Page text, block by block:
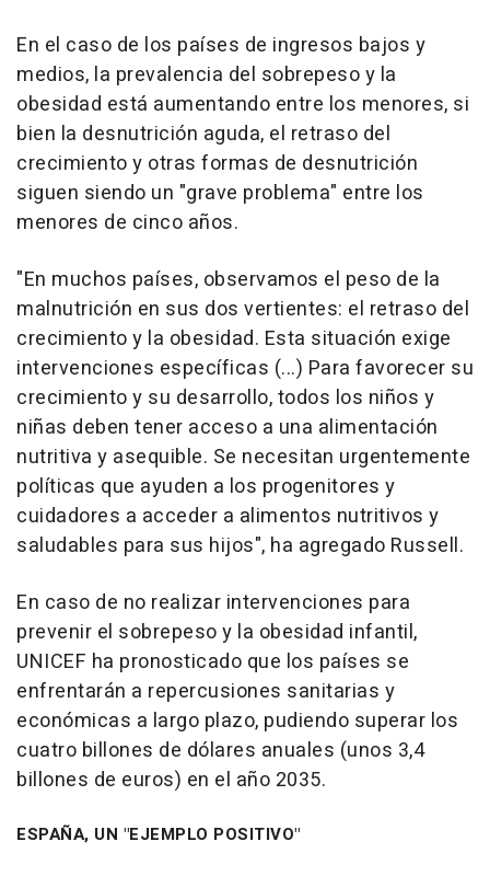
En el caso de los países de ingresos bajos y
medios, la prevalencia del sobrepeso y la
obesidad está aumentando entre los menores, si
bien la desnutrición aguda, el retraso del
crecimiento y otras formas de desnutrición
siguen siendo un "grave problema" entre los
menores de cinco años.
"En muchos países, observamos el peso de la
malnutrición en sus dos vertientes: el retraso del
crecimiento y la obesidad. Esta situación exige
intervenciones específicas (...) Para favorecer su
crecimiento y su desarrollo, todos los niños y
niñas deben tener acceso a una alimentación
nutritiva y asequible. Se necesitan urgentemente
políticas que ayuden a los progenitores y
cuidadores a acceder a alimentos nutritivos y
saludables para sus hijos", ha agregado Russell.
En caso de no realizar intervenciones para
prevenir el sobrepeso y la obesidad infantil,
UNICEF ha pronosticado que los países se
enfrentarán a repercusiones sanitarias y
económicas a largo plazo, pudiendo superar los
cuatro billones de dólares anuales (unos 3,4
billones de euros) en el año 2035.
ESPAÑA, UN "EJEMPLO POSITIVO"